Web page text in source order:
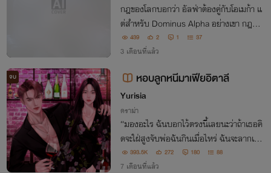
กฎของโลกบอกว่า อัลฟ่าต้องคู่กับโอเมก้า แ
ต่สำหรับ Dominus Alpha อย่างเขา กฎมีไว้
เพื่อถูกทำลาย! เขาคือยอดมงกุฎที่ไม่มีใครก
ล้าเอื้อมถึง แต่เขากลับยอมคุกเข่าลงแทบเท้
439 2 1 37
3 เดือนที่แล้ว
จบ หอบลูกหนีมาเฟียอิตาลี
Yurisia
ดราม่า
“มองอะไร ฉันบอกไว้ตรงนี้เลยนะว่าถ้าเธอคิ
ดจะใฝ่สูงจับพ่อฉันกินเมื่อไหร่ ฉันจะลากเธอ
ไปลงนรกเอง”
393.5K 272 180 88
7 เดือนที่แล้ว